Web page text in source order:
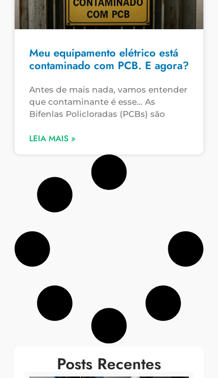
Posts Recentes
Meu equipamento elétrico está
contaminado com PCB. E agora?
Antes de mais nada, vamos entender
que contaminante é esse… As
Bifenlas Policloradas (PCBs) são
LEIA MAIS »